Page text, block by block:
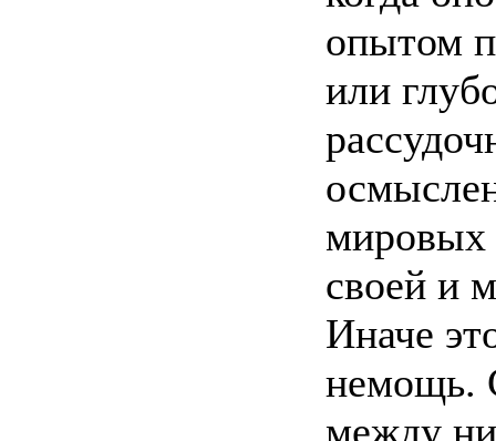
опытом
или
мировых
своей и
Иначе
немощь.
между